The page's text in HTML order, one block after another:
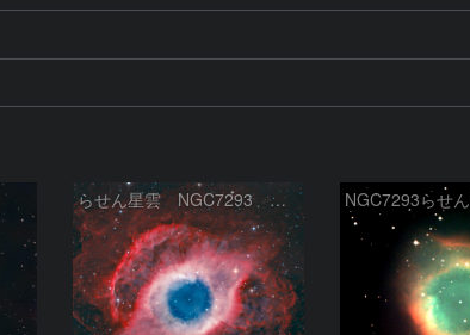
らせん星雲 NGC7293 みずがめ座